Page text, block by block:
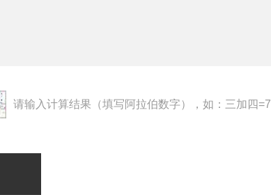
请输入计算结果（填写阿拉伯数字），如：三加四=7